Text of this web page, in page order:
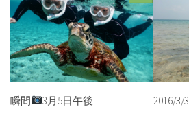
瞬間 3月5日午後 2016/3/